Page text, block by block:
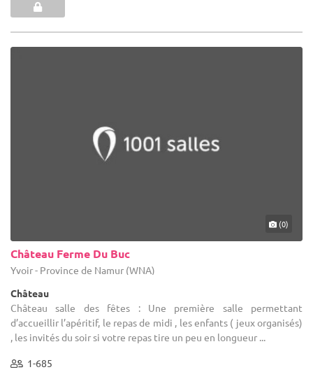
(0)
Château Ferme Du Buc
Yvoir - Province de Namur (WNA)
Château
Château salle des fêtes : Une première salle permettant
d’accueillir l’apéritif, le repas de midi , les enfants ( jeux organisés)
, les invités du soir si votre repas tire un peu en longueur ...
1-685